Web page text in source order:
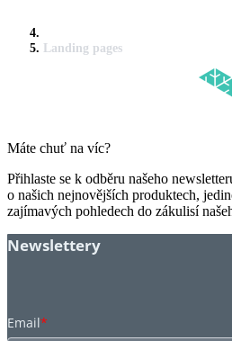
Landing pages
Máte chuť na víc?
Přihlaste se k odběru našeho
o našich nejnovějších produktech,
zajímavých pohledech do zákulisí
Newslettery
Email*